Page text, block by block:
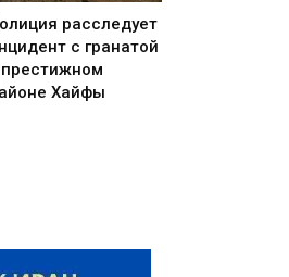
расследует
с гранатой
престижном
Хайфы